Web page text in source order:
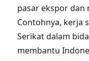
pasar ekspor dan
Contohnya, kerja
Serikat dalam
membantu